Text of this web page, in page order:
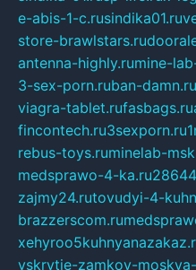
e-abis-1-c.rusindika01.ru
store-brawlstars.ru
antenna-highly.rumine-
3-sex-porn.ruban-damn.ru
viagra-tablet.rufasbags.ru
fincontech.ru3sexporn.ru
rebus-toys.ruminelab-
medsprawo-4-ka.ru
zajmy24.rutovudyi-4-
brazzerscom.ru
vskrytie-zamkov-moskva-